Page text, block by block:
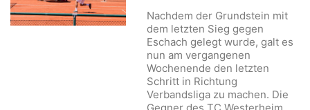
Nachdem der Grundstein mit
dem letzten Sieg gegen
Eschach gelegt wurde, galt es
nun am vergangenen
Wochenende den letzten
Schritt in Richtung
Verbandsliga zu machen. Die